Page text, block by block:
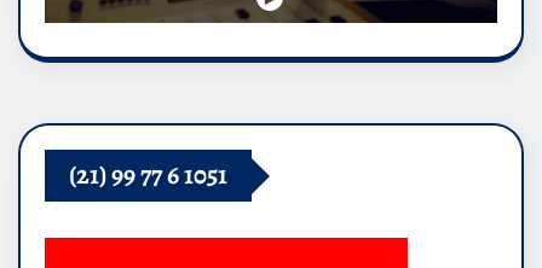
(21) 99 77 6 1051